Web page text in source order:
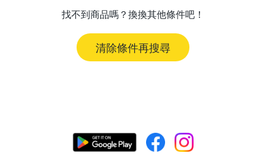
找不到商品嗎？換換其他條件吧！
清除條件再搜尋